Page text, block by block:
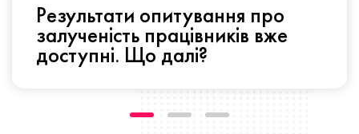
Результати опитування про
залученість працівників вже
доступні. Що далі?